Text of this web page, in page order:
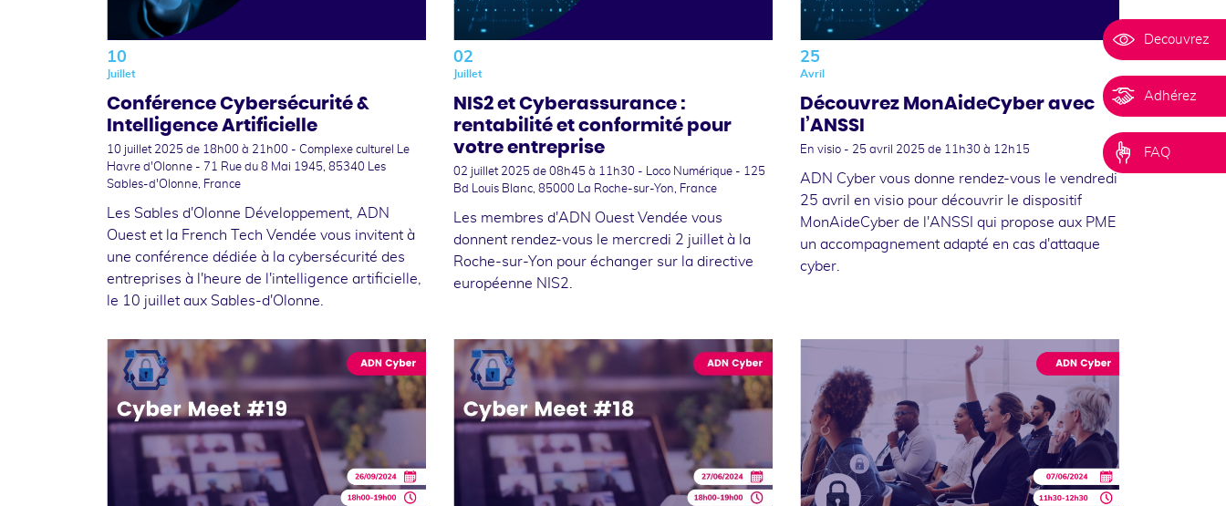
10
Juillet
Conférence Cybersécurité &
Intelligence Artificielle
10 juillet 2025 de 18h00 à 21h00 - Complexe culturel Le
Havre d'Olonne - 71 Rue du 8 Mai 1945, 85340 Les
Sables-d'Olonne, France
Les Sables d'Olonne Développement, ADN
Ouest et la French Tech Vendée vous invitent à
une conférence dédiée à la cybersécurité des
entreprises à l'heure de l'intelligence artificielle,
le 10 juillet aux Sables-d'Olonne.
02
Juillet
NIS2 et Cyberassurance :
rentabilité et conformité pour
votre entreprise
02 juillet 2025 de 08h45 à 11h30 - Loco Numérique - 125
Bd Louis Blanc, 85000 La Roche-sur-Yon, France
Les membres d'ADN Ouest Vendée vous
donnent rendez-vous le mercredi 2 juillet à la
Roche-sur-Yon pour échanger sur la directive
européenne NIS2.
25
Avril
Découvrez MonAideCyber avec
l’ANSSI
En visio - 25 avril 2025 de 11h30 à 12h15
ADN Cyber vous donne rendez-vous le vendredi
25 avril en visio pour découvrir le dispositif
MonAideCyber de l'ANSSI qui propose aux PME
un accompagnement adapté en cas d'attaque
cyber.
Decouvrez
Adhérez
FAQ